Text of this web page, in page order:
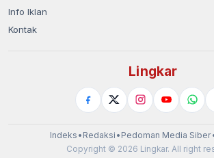
Info Iklan
Kontak
Lingkar
Indeks • Redaksi • Pedoman Media Siber
Copyright © 2026 Lingkar. All right